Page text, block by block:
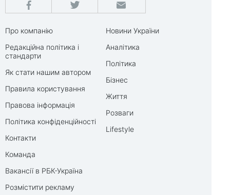
Про компанію
Редакційна політика і
стандарти
Як стати нашим автором
Правила користування
Правова інформація
Політика конфіденційності
Контакти
Команда
Вакансії в РБК-Україна
Розмістити рекламу
Новини України
Аналітика
Політика
Бізнес
Життя
Розваги
Lifestyle